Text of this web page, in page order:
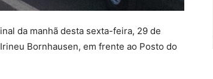
da manhã desta sexta-feira, 29 de
Bornhausen, em frente ao Posto do